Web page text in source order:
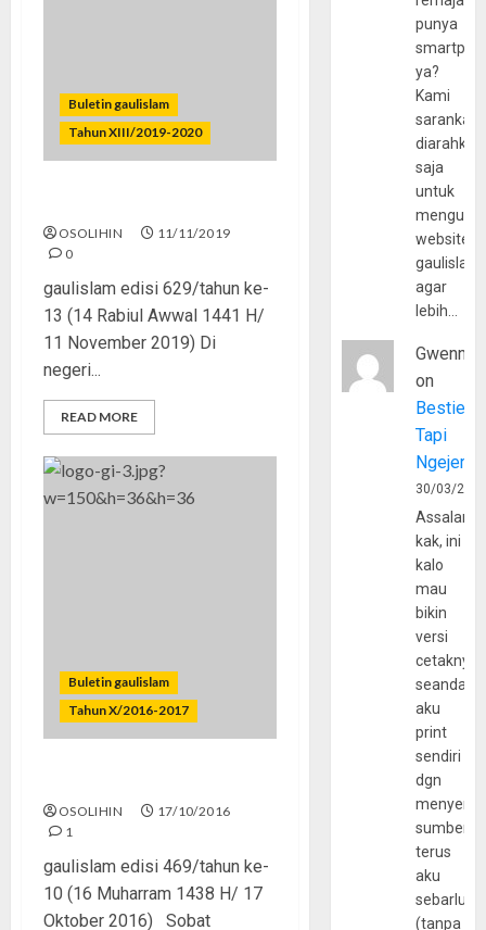
Buletin gaulislam
Tahun XIII/2019-2020
OSOLIHIN
11/11/2019
0
gaulislam edisi 629/tahun ke-
13 (14 Rabiul Awwal 1441 H/
11 November 2019) Di
negeri...
READ MORE
Buletin gaulislam
Tahun X/2016-2017
OSOLIHIN
17/10/2016
1
gaulislam edisi 469/tahun ke-
10 (16 Muharram 1438 H/ 17
Oktober 2016) Sobat
punya
ya?
Kami
sarankan,
diarahkan
saja
untuk
website
agar
lebih…
Gwenny
on
Bestie
Tapi
30/03/
kak, ini
kalo
mau
bikin
versi
cetaknya
aku
print
sendiri
dgn
sumber
terus
aku
(tanpa